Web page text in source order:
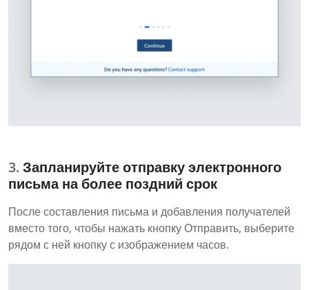
Запланируйте отправку электронного
письма на более поздний срок
После составления письма и добавления получателей
вместо того, чтобы нажать кнопку Отправить, выберите
рядом с ней кнопку с изображением часов.